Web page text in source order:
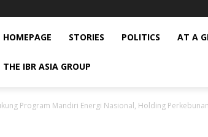
HOMEPAGE STORIES POLITICS AT A
THE IBR ASIA GROUP
Program Mandiri Energi Nasional, Holding